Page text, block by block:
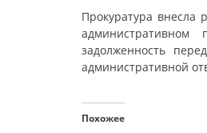
Прокуратура внесла
административном
задолженность
административной
Похожее